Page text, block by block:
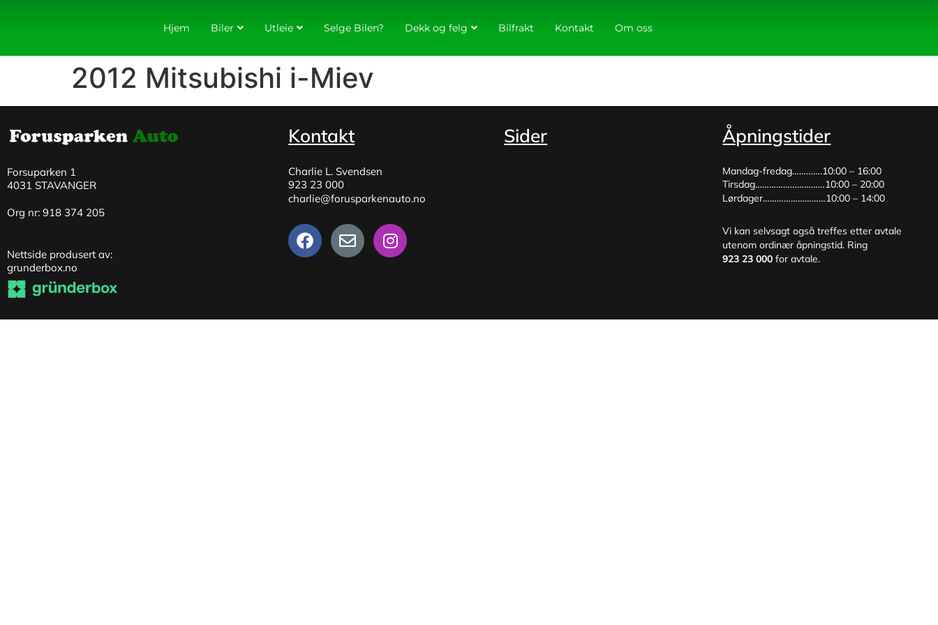
Hjem Biler Utleie Selge Bilen? Dekk og felg Bilfrakt Kontakt Om oss
2012 Mitsubishi i-Miev
Forsuparken 1
4031 STAVANGER
Org nr: 918 374 205
Nettside produsert av:
grunderbox.no
Kontakt
Charlie L. Svendsen
923 23 000
charlie@forusparkenauto.no
Sider Åpningstider
Mandag-fredag………….10:00 – 16:00
Tirsdag…………………………10:00 – 20:00
Lørdager………………………10:00 – 14:00
Vi kan selvsagt også treffes etter avtale
utenom ordinær åpningstid. Ring
923 23 000 for avtale.